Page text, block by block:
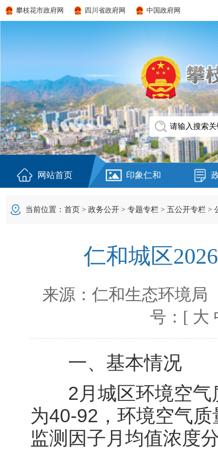
攀枝花市政府网 四川省政府网 中国政府网
网站首页 印象仁和
当前位置： 首页 > 政务公开 > 专题专栏 > 五公开专栏 >
仁和城区
来源： 仁和生态环境局
号：[ 大
一、基本情况
2月城区环境空气
为40-92，环境空气
监测因子月均值浓度